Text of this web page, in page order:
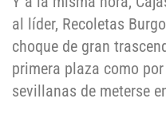
al líder, Recoletas
choque de gran
primera plaza como
sevillanas de meterse